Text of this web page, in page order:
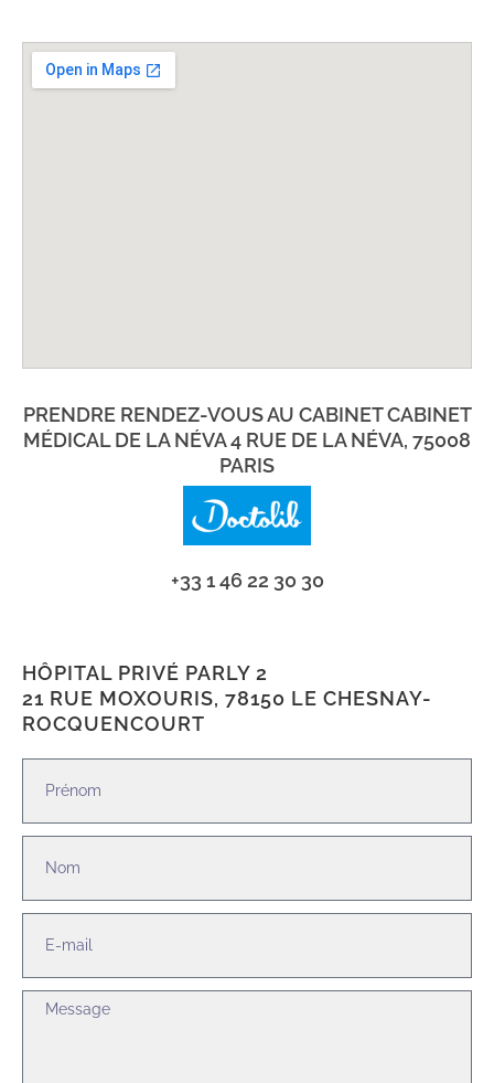
PRENDRE RENDEZ-VOUS AU CABINET CABINET
MÉDICAL DE LA NÉVA 4 RUE DE LA NÉVA, 75008
PARIS
+33 1 46 22 30 30
HÔPITAL PRIVÉ PARLY 2
21 RUE MOXOURIS, 78150 LE CHESNAY-
ROCQUENCOURT